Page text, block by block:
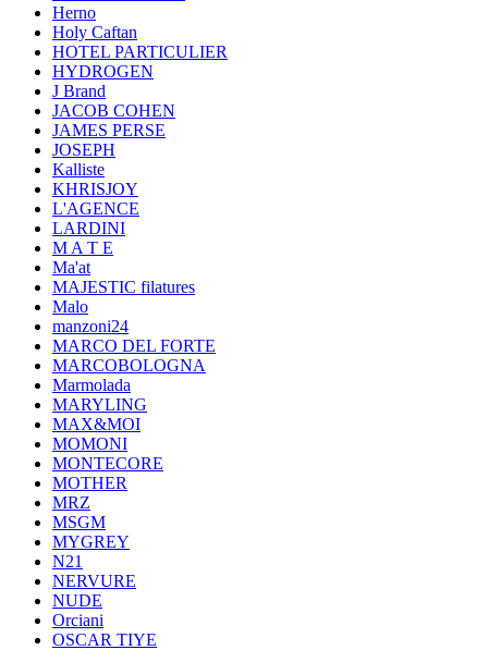
Herno
Holy Caftan
HOTEL PARTICULIER
HYDROGEN
J Brand
JACOB COHEN
JAMES PERSE
JOSEPH
Kalliste
KHRISJOY
L'AGENCE
LARDINI
M A T E
Ma'at
MAJESTIC filatures
Malo
manzoni24
MARCO DEL FORTE
MARCOBOLOGNA
Marmolada
MARYLING
MAX&MOI
MOMONI
MONTECORE
MOTHER
MRZ
MSGM
MYGREY
N21
NERVURE
NUDE
Orciani
OSCAR TIYE